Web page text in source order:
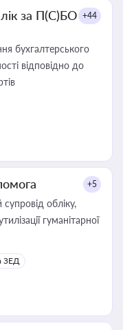
за П(С)БО +44
бухгалтерського
відповідно до
+5
обліку,
гуманітарної
ЗЕД